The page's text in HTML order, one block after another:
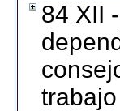
84 XII